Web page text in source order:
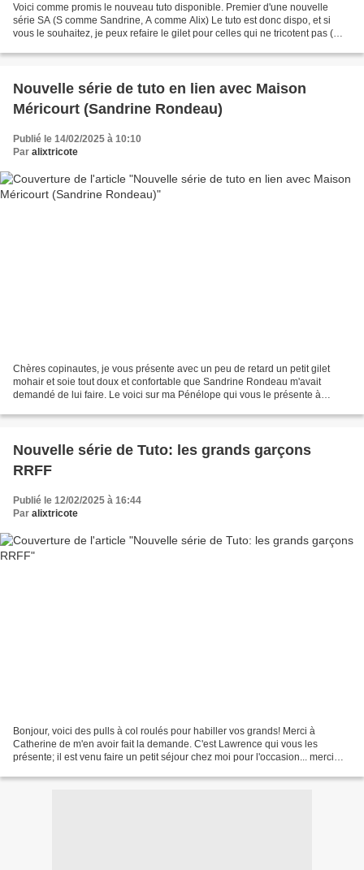
Voici comme promis le nouveau tuto disponible. Premier d'une nouvelle
série SA (S comme Sandrine, A comme Alix) Le tuto est donc dispo, et si
vous le souhaitez, je peux refaire le gilet pour celles qui ne tricotent pas (
Nouvelle série de tuto en lien avec Maison
Méricourt (Sandrine Rondeau)
Publié le 14/02/2025 à 10:10
Par alixtricote
Chères copinautes, je vous présente avec un peu de retard un petit gilet
mohair et soie tout doux et confortable que Sandrine Rondeau m'avait
demandé de lui faire. Le voici sur ma Pénélope qui vous le présente à
Nouvelle série de Tuto: les grands garçons
RRFF
Publié le 12/02/2025 à 16:44
Par alixtricote
Bonjour, voici des pulls à col roulés pour habiller vos grands! Merci à
Catherine de m'en avoir fait la demande. C'est Lawrence qui vous les
présente; il est venu faire un petit séjour chez moi pour l'occasion... merci